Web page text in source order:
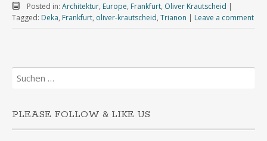
Posted in: Architektur, Europe, Frankfurt, Oliver Krautscheid |
Tagged: Deka, Frankfurt, oliver-krautscheid, Trianon | Leave a comment
Suchen
nach:
PLEASE FOLLOW & LIKE US